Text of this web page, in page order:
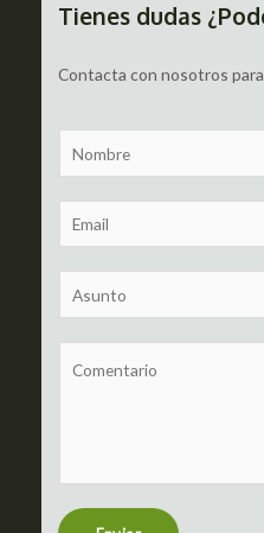
Tienes dudas
Contacta con nosotros
a
m
m
a
u
b